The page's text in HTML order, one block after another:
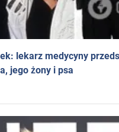
lekarz medycyny
jego żony i psa